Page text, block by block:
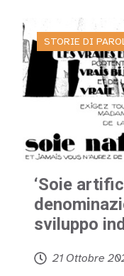
STORIE DI
‘Soie
sviluppo
21 Ottobre